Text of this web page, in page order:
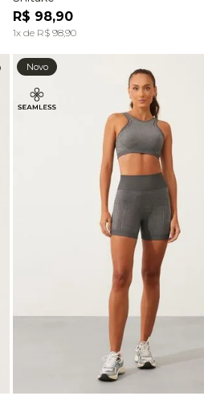
R$ 98,90
1x de R$ 98,90
Novo